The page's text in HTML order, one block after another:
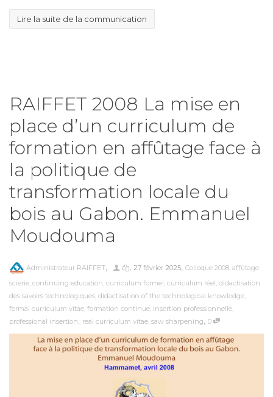
Lire la suite de la communication
RAIFFET 2008 La mise en
place d’un curriculum de
formation en affûtage face à
la politique de
transformation locale du
bois au Gabon. Emmanuel
Moudouma
Administrateur RAIFFET, , 27 février 2025, Colloque 2008 affûtage
scierie continuing education curriculum formel curriculum réel didactisation
des savoirs technologiques didactisation of the technological knowledge
formal curriculum vitae formation continue insertion professionnelle
professional insertion.
real curriculum vitae saw sharpening, 0